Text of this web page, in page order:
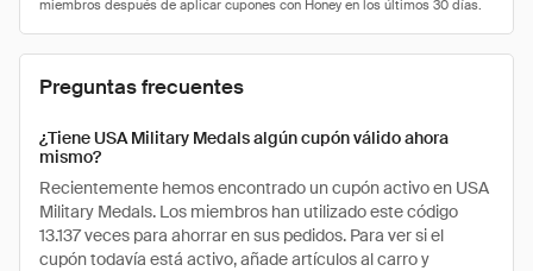
Preguntas frecuentes
¿Tiene USA Military Medals algún cupón válido ahora
mismo?
Recientemente hemos encontrado un cupón activo en USA
Military Medals. Los miembros han utilizado este código
13.137 veces para ahorrar en sus pedidos. Para ver si el
cupón todavía está activo, añade artículos al carro y